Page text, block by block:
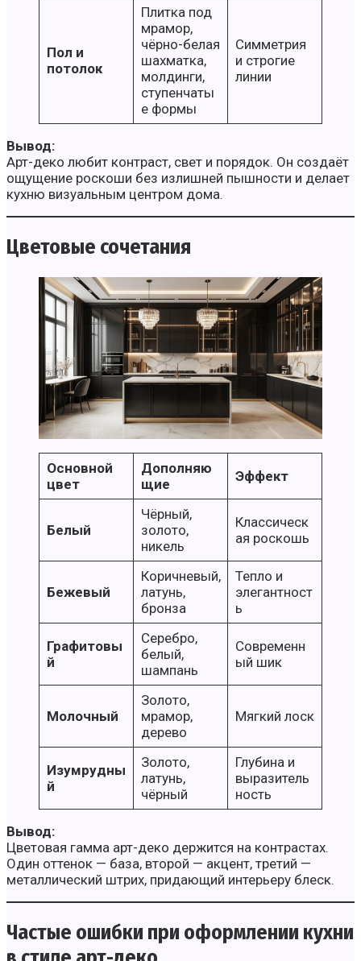
Пол и
потолок
Плитка под
мрамор,
чёрно-белая
шахматка,
молдинги,
ступенчаты
е формы
Симметрия
и строгие
линии
Вывод:
Арт-деко любит контраст, свет и порядок. Он создаёт
ощущение роскоши без излишней пышности и делает
кухню визуальным центром дома.
Цветовые сочетания
Основной
цвет
Дополняю
щие
Эффект
Белый
Чёрный,
золото,
никель
Классическ
ая роскошь
Бежевый
Коричневый,
латунь,
бронза
Тепло и
элегантност
ь
Графитовы
й
Серебро,
белый,
шампань
Современн
ый шик
Молочный
Золото,
мрамор,
дерево
Мягкий лоск
Изумрудны
й
Золото,
латунь,
чёрный
Глубина и
выразитель
ность
Вывод:
Цветовая гамма арт-деко держится на контрастах.
Один оттенок — база, второй — акцент, третий —
металлический штрих, придающий интерьеру блеск.
Частые ошибки при оформлении кухни